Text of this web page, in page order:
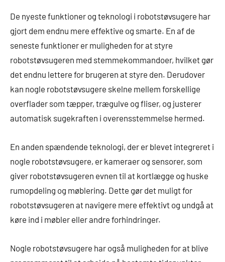
De nyeste funktioner og teknologi i robotstøvsugere har
gjort dem endnu mere effektive og smarte. En af de
seneste funktioner er muligheden for at styre
robotstøvsugeren med stemmekommandoer, hvilket gør
det endnu lettere for brugeren at styre den. Derudover
kan nogle robotstøvsugere skelne mellem forskellige
overflader som tæpper, trægulve og fliser, og justerer
automatisk sugekraften i overensstemmelse hermed.
En anden spændende teknologi, der er blevet integreret i
nogle robotstøvsugere, er kameraer og sensorer, som
giver robotstøvsugeren evnen til at kortlægge og huske
rumopdeling og møblering. Dette gør det muligt for
robotstøvsugeren at navigere mere effektivt og undgå at
køre ind i møbler eller andre forhindringer.
Nogle robotstøvsugere har også muligheden for at blive